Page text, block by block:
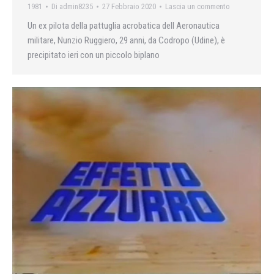
1981 Di admin8235 27 Febbraio 2020 Lascia un commento
Un ex pilota della pattuglia acrobatica delI Aeronautica
militare, Nunzio Ruggiero, 29 anni, da Codropo (Udine), è
precipitato ieri con un piccolo biplano